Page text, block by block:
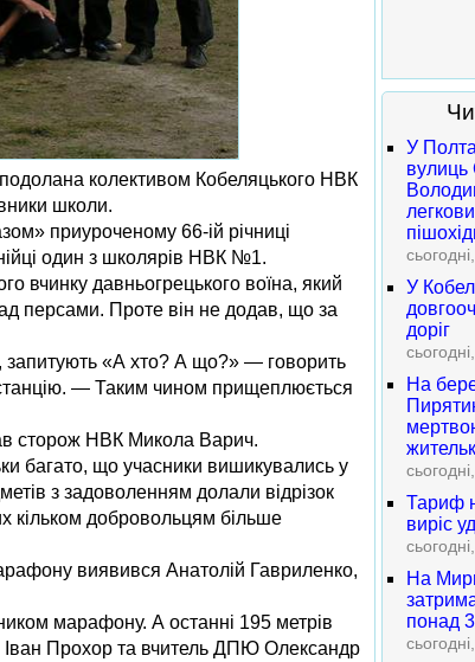
колективом Кобеляцького НВК
школи.
приуроченому 66-ій річниці
один з школярів НВК №1.
вчинку давньогрецького воїна, який
персами. Проте він не додав, що за
запитують «А хто? А що?» — говорить
— Таким чином прищеплюється
сторож НВК Микола Варич.
багато, що учасники вишикувались у
з задоволенням долали відрізок
кільком добровольцям більше
виявився Анатолій Гавриленко,
марафону. А останні 195 метрів
Іван Прохор та вчитель ДПЮ Олександр
У
вулиць
У
доріг
На
Тариф
виріс
На
понад